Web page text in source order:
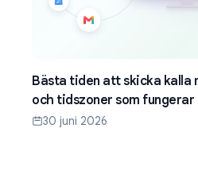
Bästa tiden att skicka kalla
och tidszoner som fungerar
30 juni 2026